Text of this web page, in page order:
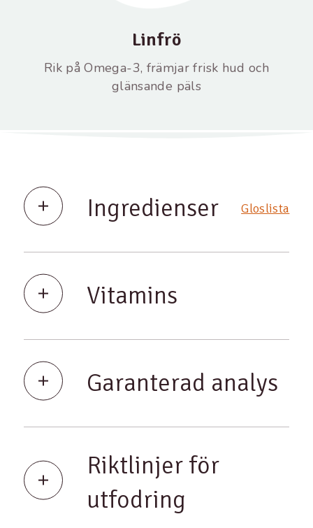
Linfrö
Rik på Omega-3, främjar frisk hud och
glänsande päls
Ingredienser Gloslista
Vitamins
Garanterad analys
Riktlinjer för
utfodring